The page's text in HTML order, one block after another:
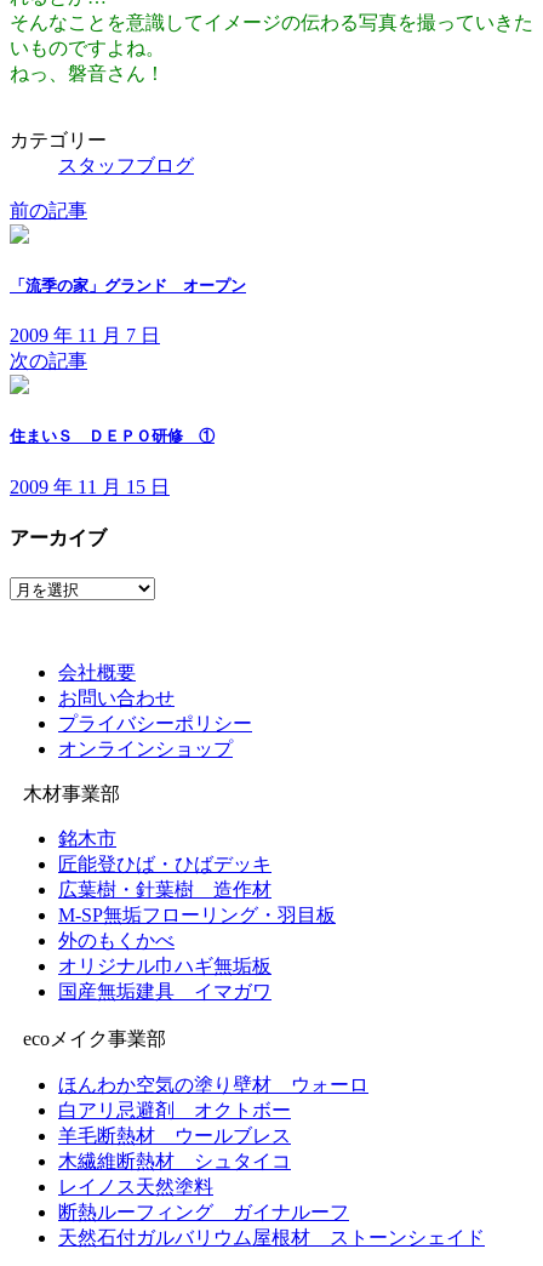
そんなことを意識してイメージの伝わる写真を撮っていきた
いものですよね。
ねっ、磐音さん！
カテゴリー
スタッフブログ
前の記事
「流季の家」グランド オープン
2009 年 11 月 7 日
次の記事
住まいＳ ＤＥＰＯ研修 ①
2009 年 11 月 15 日
アーカイブ
ア
会社概要
お問い合わせ
プライバシーポリシー
オンラインショップ
木材事業部
銘木市
匠能登ひば・ひばデッキ
広葉樹・針葉樹 造作材
M-SP無垢フローリング・羽目板
外のもくかべ
オリジナル巾ハギ無垢板
国産無垢建具 イマガワ
ecoメイク事業部
ほんわか空気の塗り壁材 ウォーロ
白アリ忌避剤 オクトボー
羊毛断熱材 ウールブレス
木繊維断熱材 シュタイコ
レイノス天然塗料
断熱ルーフィング ガイナルーフ
天然石付ガルバリウム屋根材 ストーンシェイド